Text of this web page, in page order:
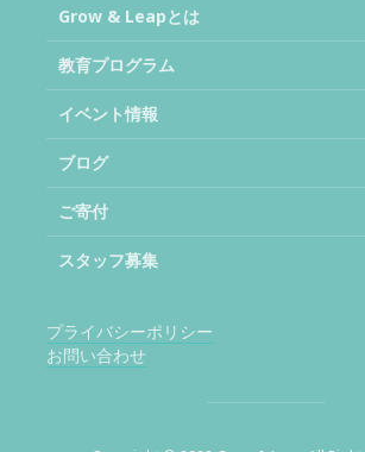
Grow & Leapとは
教育プログラム
イベント情報
ブログ
ご寄付
スタッフ募集
プライバシーポリシー
お問い合わせ